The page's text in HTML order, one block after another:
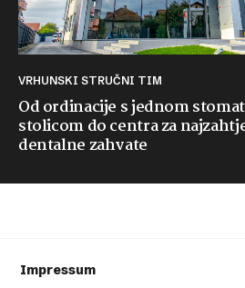
VRHUNSKI STRUČNI TIM
Od ordinacije s jednom
stolicom do centra za
dentalne zahvate
Impressum